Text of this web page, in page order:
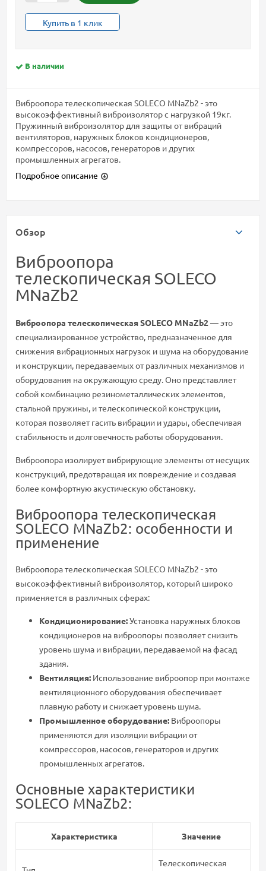
Купить в 1 клик
В наличии
Виброопора телескопическая SOLECO MNaZb2 - это
высокоэффективный виброизолятор с нагрузкой 19кг.
Пружинный виброизолятор для защиты от вибраций
вентиляторов, наружных блоков кондиционеров,
компрессоров, насосов, генераторов и других
промышленных агрегатов.
Подробное описание
Обзор
Виброопора
телескопическая SOLECO
MNaZb2
Виброопора телескопическая SOLECO MNaZb2— это
специализированное устройство, предназначенное для
снижения вибрационных нагрузок и шума на оборудование
и конструкции, передаваемых от различных механизмов и
оборудования на окружающую среду. Оно представляет
собой комбинацию резинометаллических элементов,
стальной пружины, и телескопической конструкции,
которая позволяет гасить вибрации и удары, обеспечивая
стабильность и долговечность работы оборудования.
Виброопора изолирует вибрирующие элементы от несущих
конструкций, предотвращая их повреждение и создавая
более комфортную акустическую обстановку.
Виброопора телескопическая
SOLECO MNaZb2: особенности и
применение
Виброопора телескопическая SOLECO MNaZb2 - это
высокоэффективный виброизолятор, который широко
применяется в различных сферах:
Кондиционирование:Установка наружных блоков
кондиционеров на виброопоры позволяет снизить
уровень шума и вибрации, передаваемой на фасад
здания.
Вентиляция: Использование виброопор при монтаже
вентиляционного оборудования обеспечивает
плавную работу и снижает уровень шума.
Промышленное оборудование: Виброопоры
применяются для изоляции вибрации от
компрессоров, насосов, генераторов и других
промышленных агрегатов.
Основные характеристики
SOLECO MNaZb2:
Характеристика Значение
Телескопическая